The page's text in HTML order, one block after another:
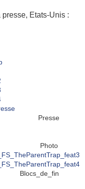
Etats-Unis :